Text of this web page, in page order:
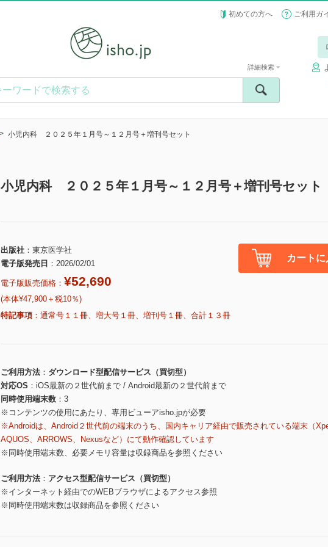
初めての方へ ご利用ガ
詳細検索
小児内科 ２０２５年１月号～１２月号＋増刊号セット
小児内科 ２０２５年１月号～１２月号＋増刊号セット
出版社
東京医学社
電子版発売日
2026/02/01
電子版販売価格： ¥52,690
(本体¥47,900＋税10％)
特記事項
通常号１１冊、増大号１冊、増刊号１冊、合計１３冊
カートに
ご利用方法
ダウンロード型配信サービス（買切型）
対応OS
iOS最新の２世代前まで / Android最新の２世代前まで
同時使用端末数
3
※コンテンツの使用にあたり、専用ビューアisho.jpが必要
※Androidは、Android２世代前の端末のうち、国内キャリア経由で販売されている端末（
AQUOS、ARROWS、Nexusなど）にて動作確認しています
※同時使用端末数、必要メモリ容量は収録商品を参照ください
ご利用方法
アクセス型配信サービス（買切型）
※インターネット経由でのWEBブラウザによるアクセス参照
※同時使用端末数は収録商品を参照ください